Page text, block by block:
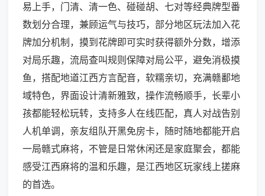
易上手，门清、清一色、碰碰胡、七对等经典牌型番
数划分合理，兼顾运气与技巧，部分地区玩法加入花
牌加分机制，摸到花牌即可实时获得额外分数，增添
对局乐趣，流局查叫规则保障对局公平，避免消极摸
鱼，搭配地道江西方言配音，软糯亲切，充满赣鄱地
域特色，界面设计清新雅致，操作流畅顺手，长辈小
孩都能轻松玩转，支持多人在线匹配，真人对战告别
人机单调，亲友组队开黑免房卡，随时随地都能开启
一局赣式麻将，不管是日常休闲还是家庭聚会，都能
感受江西麻将的温和乐趣，是江西地区玩家线上搓麻
的首选。